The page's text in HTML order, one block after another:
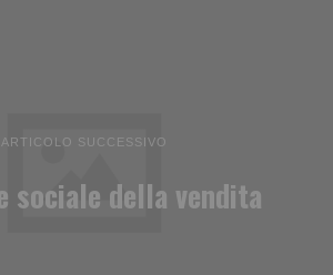
ARTICOLO SUCCESSIVO
sociale della vendita